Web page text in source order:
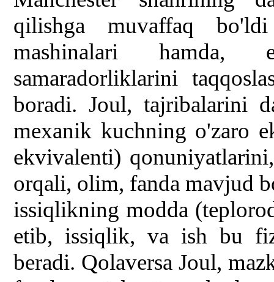
qilishga muvaffaq
mashinalari hamda,
samaradorliklarini
boradi. Joul, tajribalarini
mexanik kuchning o'zaro
ekvivalenti)
orqali, olim, fanda mavjud
issiqlikning modda
etib, issiqlik, va ish bu
beradi. Qolaversa Joul,